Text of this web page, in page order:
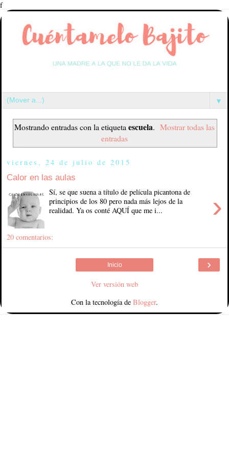
f
▼
Mostrando entradas con la etiqueta escuela. Mostrar todas las
entradas
viernes, 24 de julio de 2015
Calor en las aulas
›
Sí, se que suena a título de película picantona de
principios de los 80 pero nada más lejos de la
realidad. Ya os conté AQUÍ que me i...
20 comentarios:
›
Inicio
Ver versión web
Con la tecnología de Blogger.